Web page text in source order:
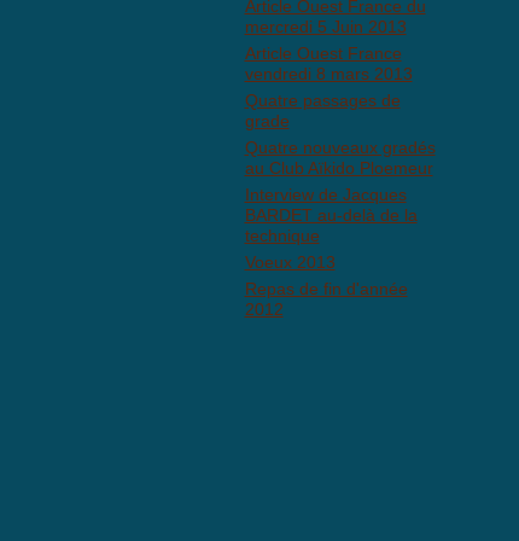
Article Ouest France du
mercredi 5 Juin 2013
Article Ouest France
vendredi 8 mars 2013
Quatre passages de
grade
Quatre nouveaux gradés
au Club Aïkido Ploemeur
Interview de Jacques
BARDET au-delà de la
technique
Voeux 2013
Repas de fin d'année
2012